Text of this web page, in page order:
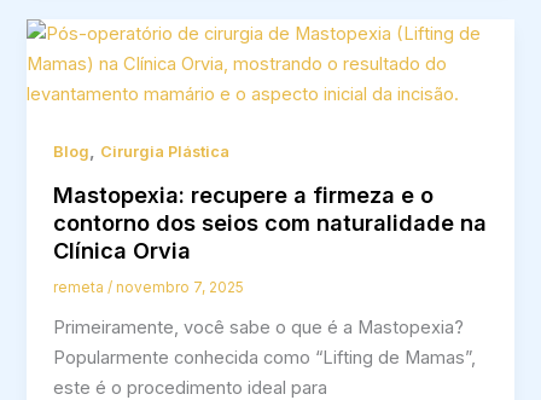
Blog, Cirurgia Plástica
Mastopexia: recupere a firmeza e o
contorno dos seios com naturalidade na
Clínica Orvia
remeta/ novembro 7, 2025
Primeiramente, você sabe o que é a Mastopexia?
Popularmente conhecida como “Lifting de Mamas”,
este é o procedimento ideal para